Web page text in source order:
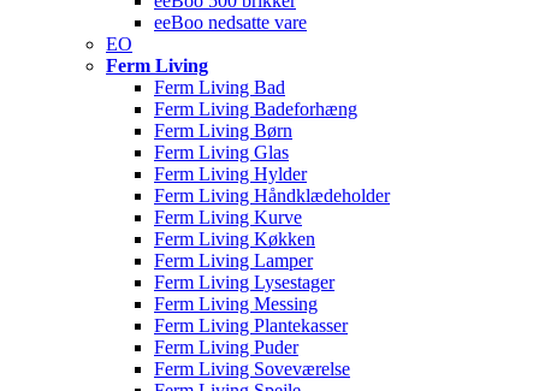
eeBoo nedsatte vare
EO
Ferm Living
Ferm Living Bad
Ferm Living Badeforhæng
Ferm Living Børn
Ferm Living Glas
Ferm Living Hylder
Ferm Living Håndklædeholder
Ferm Living Kurve
Ferm Living Køkken
Ferm Living Lamper
Ferm Living Lysestager
Ferm Living Messing
Ferm Living Plantekasser
Ferm Living Puder
Ferm Living Soveværelse